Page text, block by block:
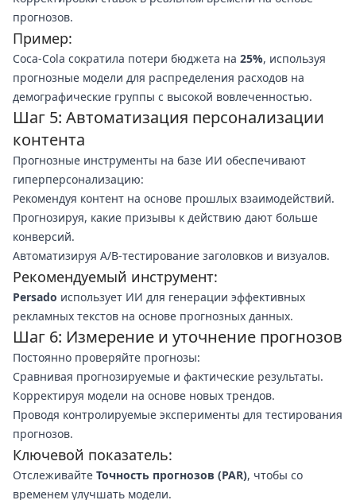
прогнозов.
Пример:
Coca-Cola сократила потери бюджета на 25%, используя
прогнозные модели для распределения расходов на
демографические группы с высокой вовлеченностью.
Шаг 5: Автоматизация персонализации
контента
Прогнозные инструменты на базе ИИ обеспечивают
гиперперсонализацию:
Рекомендуя контент на основе прошлых взаимодействий.
Прогнозируя, какие призывы к действию дают больше
конверсий.
Автоматизируя A/B-тестирование заголовков и визуалов.
Рекомендуемый инструмент:
Persado использует ИИ для генерации эффективных
рекламных текстов на основе прогнозных данных.
Шаг 6: Измерение и уточнение прогнозов
Постоянно проверяйте прогнозы:
Сравнивая прогнозируемые и фактические результаты.
Корректируя модели на основе новых трендов.
Проводя контролируемые эксперименты для тестирования
прогнозов.
Ключевой показатель:
Отслеживайте Точность прогнозов (PAR), чтобы со
временем улучшать модели.